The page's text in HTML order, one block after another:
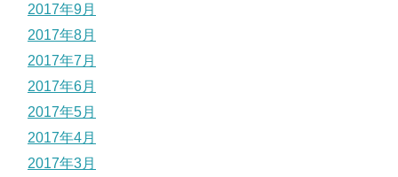
2017年9月
2017年8月
2017年7月
2017年6月
2017年5月
2017年4月
2017年3月